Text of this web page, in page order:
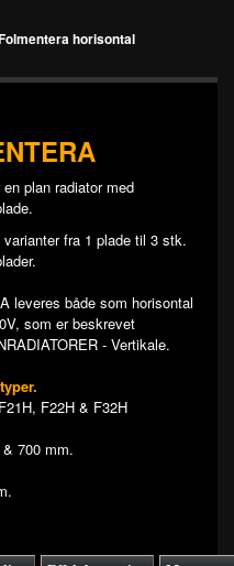
horisontal
plan radiator med
fra 1 plade til 3 stk.
leveres både som horisontal
som er beskrevet
- Vertikale.
F22H & F32H
700 mm.